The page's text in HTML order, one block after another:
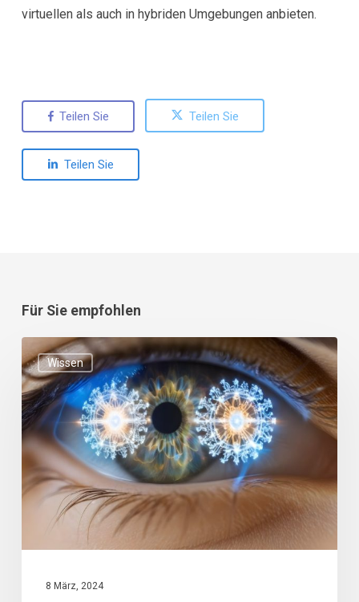
virtuellen als auch in hybriden Umgebungen anbieten.
Teilen Sie Teilen Sie
Teilen Sie
Für Sie empfohlen
Wissen
Die
Grenzen
der
EMDR-
Therapie
verstehen:
Wer
8 März, 2024